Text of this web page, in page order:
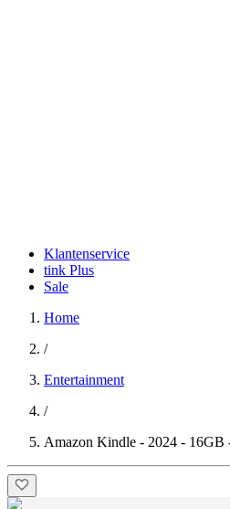
Klantenservice
tink Plus
Sale
Home
/
Entertainment
/
Amazon Kindle - 2024 - 16GB